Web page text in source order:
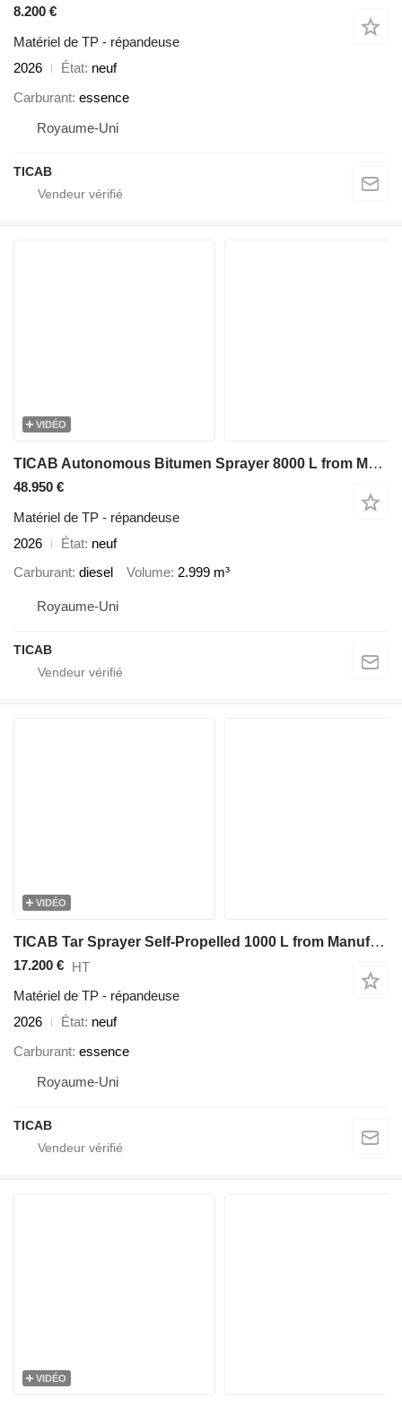
8.200 €
Matériel de TP - répandeuse
2026
État neuf
Carburant essence
Royaume-Uni
TICAB
VIDÉO
TICAB Autonomous Bitumen Sprayer 8000 L from Manufacturer
48.950 €
Matériel de TP - répandeuse
2026
État neuf
Carburant diesel Volume 2.999 m³
Royaume-Uni
TICAB
VIDÉO
TICAB Tar Sprayer Self-Propelled 1000 L from Manufacturer(on the trail
17.200 € HT
Matériel de TP - répandeuse
2026
État neuf
Carburant essence
Royaume-Uni
TICAB
VIDÉO